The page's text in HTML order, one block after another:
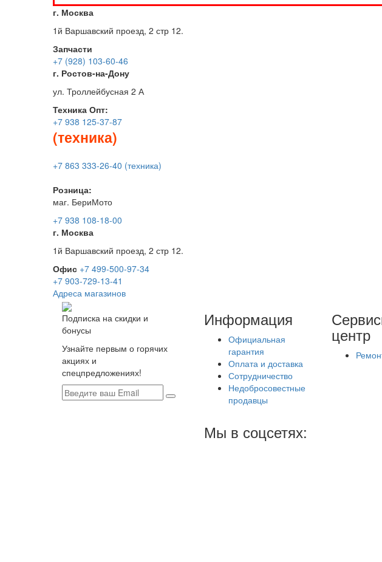
г. Москва
1й Варшавский проезд, 2 стр 12.
Запчасти
+7 (928) 103-60-46
г. Ростов-на-Дону
ул. Троллейбусная 2 А
Техника Опт:
+7 938 125-37-87
(техника)
+7 863 333-26-40 (техника)
Розница:
маг. БериМото
+7 938 108-18-00
г. Москва
1й Варшавский проезд, 2 стр 12.
Офис +7 499-500-97-34
+7 903-729-13-41
Адреса магазинов
Подписка на скидки и
бонусы
Узнайте первым о горячих
акциях и
спецпредложениях!
Информация
Официальная
гарантия
Оплата и доставка
Сотрудничество
Недобросовестные
продавцы
центр
Мы в соцсетях: